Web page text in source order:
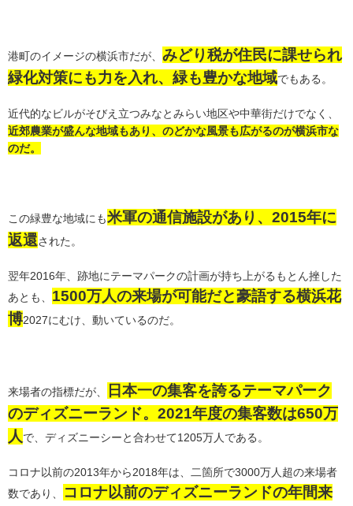
港町のイメージの横浜市だが、 みどり税が住民に課せられ
緑化対策にも力を入れ、緑も豊かな地域でもある。
近代的なビルがそびえ立つみなとみらい地区や中華街だけでなく、
近郊農業が盛んな地域もあり、のどかな風景も広がるのが横浜市な
のだ。
この緑豊な地域にも米軍の通信施設があり、2015年に
返還された。
翌年2016年、跡地にテーマパークの計画が持ち上がるもとん挫した
あとも、 1500万人の来場が可能だと豪語する横浜花
博2027にむけ、動いているのだ。
来場者の指標だが、
日本一の集客を誇るテーマパーク
のディズニーランド。2021年度の集客数は650万
人で、ディズニーシーと合わせて1205万人である。
コロナ以前の2013年から2018年は、二箇所で3000万人超の来場者
数であり、
コロナ以前のディズニーランドの年間来